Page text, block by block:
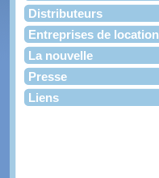
Distributeurs
Entreprises de location
La nouvelle
Presse
Liens